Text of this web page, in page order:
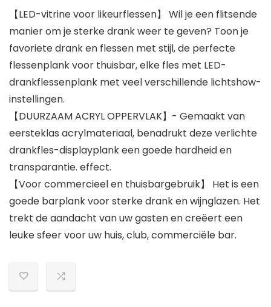
【LED-vitrine voor likeurflessen】 Wil je een flitsende
manier om je sterke drank weer te geven? Toon je
favoriete drank en flessen met stijl, de perfecte
flessenplank voor thuisbar, elke fles met LED-
drankflessenplank met veel verschillende lichtshow-
instellingen.
【DUURZAAM ACRYL OPPERVLAK】- Gemaakt van
eersteklas acrylmateriaal, benadrukt deze verlichte
drankfles-displayplank een goede hardheid en
transparantie. effect.
【Voor commercieel en thuisbargebruik】 Het is een
goede barplank voor sterke drank en wijnglazen. Het
trekt de aandacht van uw gasten en creëert een
leuke sfeer voor uw huis, club, commerciële bar.